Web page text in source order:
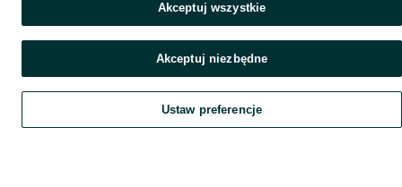
Szukaj Obserwujesz Dodaj Czat Konto
Akceptuj wszystkie
Akceptuj niezbędne
Ustaw preferencje